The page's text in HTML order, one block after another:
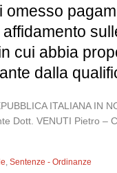
cui abbia
dalla
ITALIANA IN
Dott. VENUTI Pietro
,Sentenze - Ordinanze